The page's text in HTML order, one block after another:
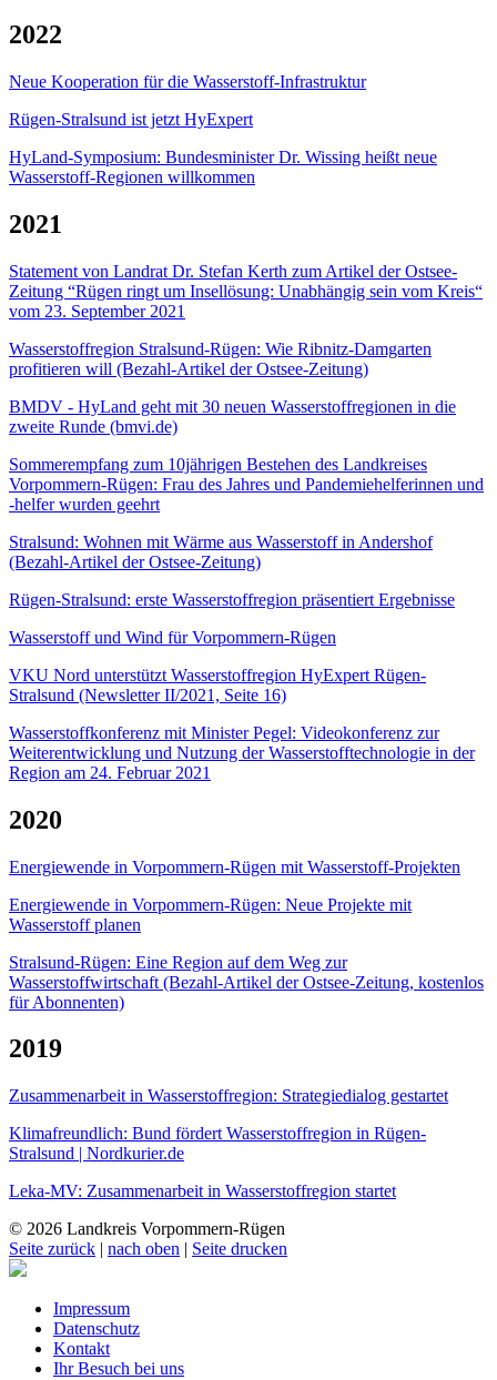
2022
Neue Kooperation für die Wasserstoff-Infrastruktur
Rügen-Stralsund ist jetzt HyExpert
HyLand-Symposium: Bundesminister Dr. Wissing heißt neue
Wasserstoff-Regionen willkommen
2021
Statement von Landrat Dr. Stefan Kerth zum Artikel der Ostsee-
Zeitung “Rügen ringt um Insellösung: Unabhängig sein vom Kreis“
vom 23. September 2021
Wasserstoffregion Stralsund-Rügen: Wie Ribnitz-Damgarten
profitieren will (Bezahl-Artikel der Ostsee-Zeitung)
BMDV - HyLand geht mit 30 neuen Wasserstoffregionen in die
zweite Runde (bmvi.de)
Sommerempfang zum 10jährigen Bestehen des Landkreises
Vorpommern-Rügen: Frau des Jahres und Pandemiehelferinnen und
-helfer wurden geehrt
Stralsund: Wohnen mit Wärme aus Wasserstoff in Andershof
(Bezahl-Artikel der Ostsee-Zeitung)
Rügen-Stralsund: erste Wasserstoffregion präsentiert Ergebnisse
Wasserstoff und Wind für Vorpommern-Rügen
VKU Nord unterstützt Wasserstoffregion HyExpert Rügen-
Stralsund (Newsletter II/2021, Seite 16)
Wasserstoffkonferenz mit Minister Pegel: Videokonferenz zur
Weiterentwicklung und Nutzung der Wasserstofftechnologie in der
Region am 24. Februar 2021
2020
Energiewende in Vorpommern-Rügen mit Wasserstoff-Projekten
Energiewende in Vorpommern-Rügen: Neue Projekte mit
Wasserstoff planen
Stralsund-Rügen: Eine Region auf dem Weg zur
Wasserstoffwirtschaft (Bezahl-Artikel der Ostsee-Zeitung, kostenlos
für Abonnenten)
2019
Zusammenarbeit in Wasserstoffregion: Strategiedialog gestartet
Klimafreundlich: Bund fördert Wasserstoffregion in Rügen-
Stralsund | Nordkurier.de
Leka-MV: Zusammenarbeit in Wasserstoffregion startet
© 2026 Landkreis Vorpommern-Rügen
Seite zurück | nach oben | Seite drucken
Impressum
Datenschutz
Kontakt
Ihr Besuch bei uns